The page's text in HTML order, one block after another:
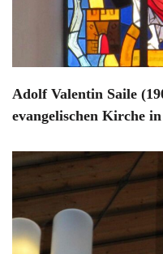
Adolf Valentin Saile
evangelischen Kirche